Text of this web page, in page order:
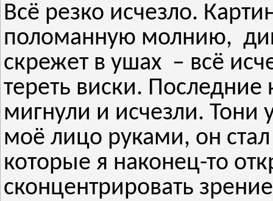
Всё резко исчезло.
поломанную молнию,
скрежет в ушах – всё
тереть виски. Последние
мигнули и исчезли. Тони
моё лицо руками, он стал
которые я наконец-то
сконцентрировать